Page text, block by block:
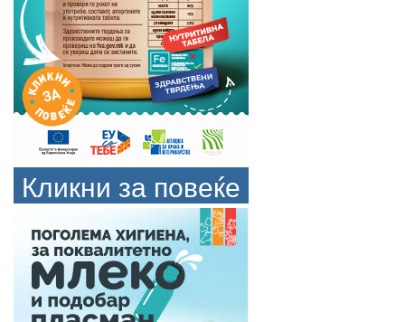
Кликни за повеќе